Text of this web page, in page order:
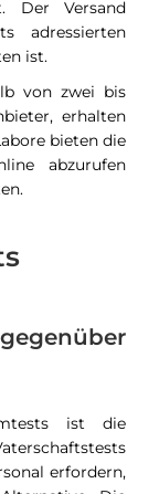
Der Versand
adressierten
ist.
von zwei bis
erhalten
bieten die
abzurufen
ist die
erfordern,